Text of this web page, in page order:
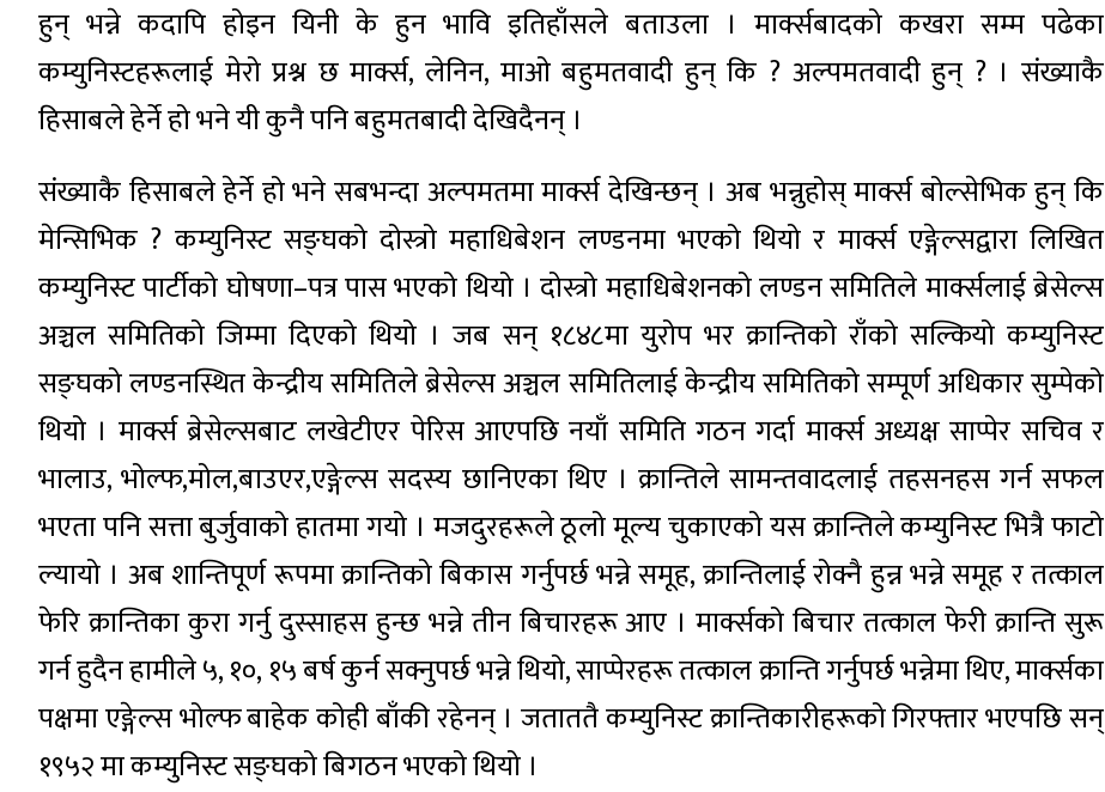
हुन् भन्ने कदापि होइन यिनी के हुन भावि इतिहाँसले बताउला । मार्क्सबादको कखरा सम्म पढेका
कम्युनिस्टहरूलाई मेरो प्रश्न छ मार्क्स, लेनिन, माओ बहुमतवादी हुन् कि ? अल्पमतवादी हुन् ? । संख्याकै
हिसाबले हेर्ने हो भने यी कुनै पनि बहुमतबादी देखिदैनन् ।
संख्याकै हिसाबले हेर्ने हो भने सबभन्दा अल्पमतमा मार्क्स देखिन्छन् । अब भन्नुहोस् मार्क्स बोल्सेभिक हुन् कि
मेन्सिभिक ? कम्युनिस्ट सङ्घको दोस्त्रो महाधिबेशन लण्डनमा भएको थियो र मार्क्स एङ्गेल्सद्वारा लिखित
कम्युनिस्ट पार्टीको घोषणा–पत्र पास भएको थियो । दोस्त्रो महाधिबेशनको लण्डन समितिले मार्क्सलाई ब्रेसेल्स
अञ्चल समितिको जिम्मा दिएको थियो । जब सन् १८४८मा युरोप भर क्रान्तिको राँको सल्कियो कम्युनिस्ट
सङ्घको लण्डनस्थित केन्द्रीय समितिले ब्रेसेल्स अञ्चल समितिलाई केन्द्रीय समितिको सम्पूर्ण अधिकार सुम्पेको
थियो । मार्क्स ब्रेसेल्सबाट लखेटीएर पेरिस आएपछि नयाँ समिति गठन गर्दा मार्क्स अध्यक्ष साप्पेर सचिव र
भालाउ, भोल्फ,मोल,बाउएर,एङ्गेल्स सदस्य छानिएका थिए । क्रान्तिले सामन्तवादलाई तहसनहस गर्न सफल
भएता पनि सत्ता बुर्जुवाको हातमा गयो । मजदुरहरूले ठूलो मूल्य चुकाएको यस क्रान्तिले कम्युनिस्ट भित्रै फाटो
ल्यायो । अब शान्तिपूर्ण रूपमा क्रान्तिको बिकास गर्नुपर्छ भन्ने समूह, क्रान्तिलाई रोक्नै हुन्न भन्ने समूह र तत्काल
फेरि क्रान्तिका कुरा गर्नु दुस्साहस हुन्छ भन्ने तीन बिचारहरू आए । मार्क्सको बिचार तत्काल फेरी क्रान्ति सुरू
गर्न हुदैन हामीले ५, १०, १५ बर्ष कुर्न सक्नुपर्छ भन्ने थियो, साप्पेरहरू तत्काल क्रान्ति गर्नुपर्छ भन्नेमा थिए, मार्क्सका
पक्षमा एङ्गेल्स भोल्फ बाहेक कोही बाँकी रहेनन् । जताततै कम्युनिस्ट क्रान्तिकारीहरूको गिरफ्तार भएपछि सन्
१९५२ मा कम्युनिस्ट सङ्घको बिगठन भएको थियो ।